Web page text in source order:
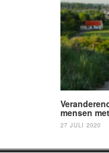
mensen
27 JULI 2020